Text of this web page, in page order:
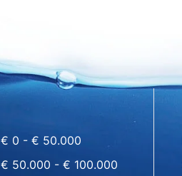
€ 0 - € 50.000
€ 50.000 - € 100.000